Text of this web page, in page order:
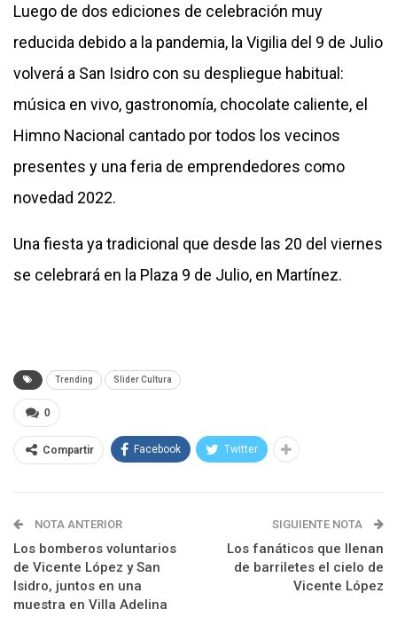
Luego de dos ediciones de celebración muy
reducida debido a la pandemia, la Vigilia del 9 de Julio
volverá a San Isidro con su despliegue habitual:
música en vivo, gastronomía, chocolate caliente, el
Himno Nacional cantado por todos los vecinos
presentes y una feria de emprendedores como
novedad 2022.
Una fiesta ya tradicional que desde las 20 del viernes
se celebrará en la Plaza 9 de Julio, en Martínez.
Trending Slider Cultura
0
Compartir Facebook Twitter
NOTA ANTERIOR
Los bomberos voluntarios
de Vicente López y San
Isidro, juntos en una
muestra en Villa Adelina
SIGUIENTE NOTA
Los fanáticos que llenan
de barriletes el cielo de
Vicente López